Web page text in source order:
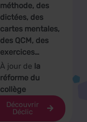
méthode, des
dictées, des
cartes mentales,
des QCM, des
exercices…
À jour de la
réforme du
collège
Découvrir
Déclic